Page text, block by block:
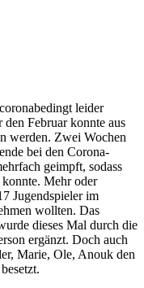
leider
Februar konnte aus
werden. Zwei Wochen
bei den Corona-
geimpft, sodass
Mehr oder
Jugendspieler im
wollten. Das
dieses Mal durch die
ergänzt. Doch auch
Marie, Ole, Anouk den